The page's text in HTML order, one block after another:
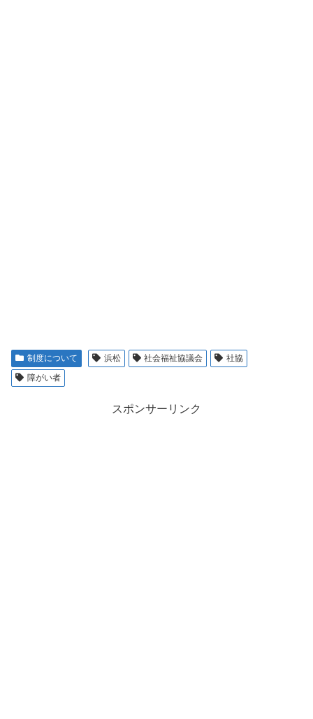
制度について 浜松 社会福祉協議会
社協
障がい者
スポンサーリンク